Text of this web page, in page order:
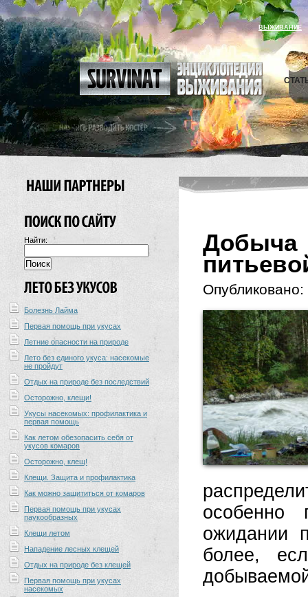
ВЫЖИВАНИЕ
Найти:
Болезнь Лайма
Первая помощь при укусах
Летние опасности на природе
Лето без единого укуса: насекомые
не пройдут
Отдых на природе без последствий
Осторожно, клещи!
Укусы насекомых: профилактика и
первая помощь
Как летом обезопасить себя от
укусов комаров
Осторожно, клещ!
Клещи. Защита и профилактика
Как можно защититься от комаров
Первая помощь при укусах
паукообразных
Клещи летом
Нападение лесных клещей
Отдых на природе без клещей
Первая помощь при укусах
насекомых
Опубликовано:
особенно
ожидании
более,